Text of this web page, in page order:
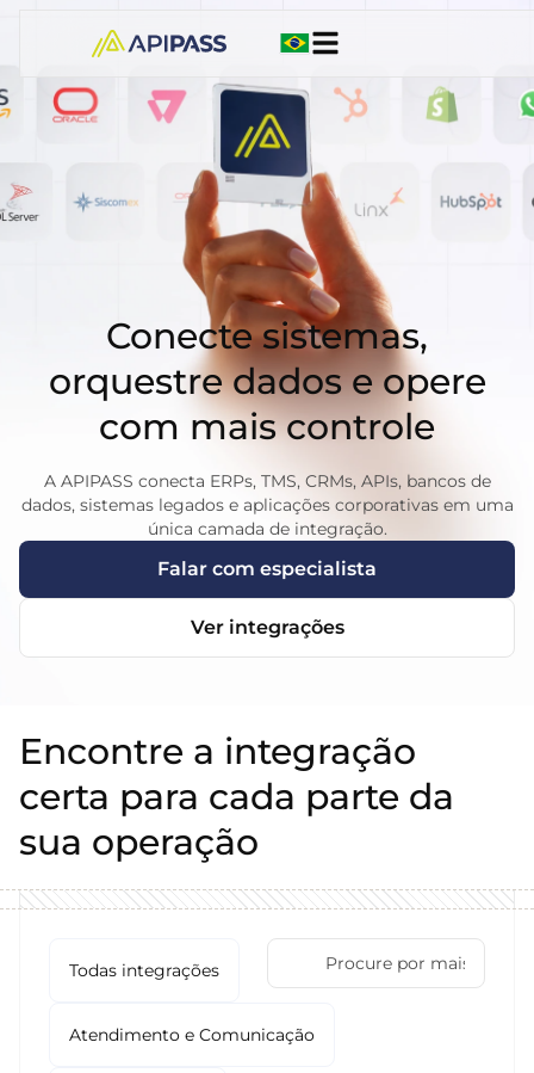
Conecte sistemas,
orquestre dados e opere
com mais controle
A APIPASS conecta ERPs, TMS, CRMs, APIs, bancos de
dados, sistemas legados e aplicações corporativas em uma
única camada de integração.
Falar com especialista
Ver integrações
Encontre a integração
certa para cada parte da
sua operação
Todas integrações
Atendimento e Comunicação